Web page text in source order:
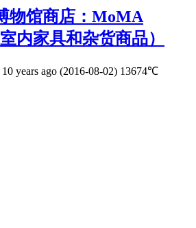
物馆商店：MoMA
内家具和杂货商品）
10 years ago (2016-08-02) 13674℃